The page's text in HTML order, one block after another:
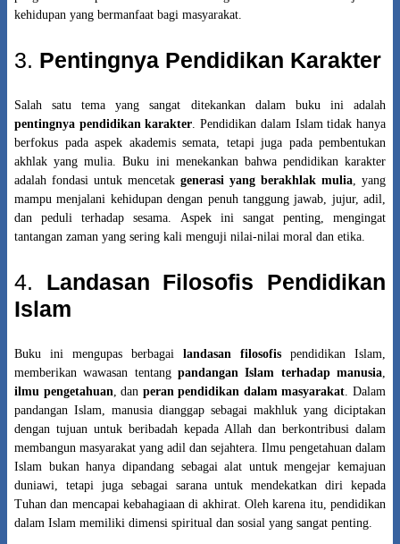
kehidupan yang bermanfaat bagi masyarakat.
3. Pentingnya Pendidikan Karakter
Salah satu tema yang sangat ditekankan dalam buku ini adalah
pentingnya pendidikan karakter . Pendidikan dalam Islam tidak hanya
berfokus pada aspek akademis semata, tetapi juga pada pembentukan
akhlak yang mulia. Buku ini menekankan bahwa pendidikan karakter
adalah fondasi untuk mencetak generasi yang berakhlak mulia , yang
mampu menjalani kehidupan dengan penuh tanggung jawab, jujur, adil,
dan peduli terhadap sesama. Aspek ini sangat penting, mengingat
tantangan zaman yang sering kali menguji nilai-nilai moral dan etika.
4. Landasan Filosofis Pendidikan
Islam
Buku ini mengupas berbagai landasan filosofis pendidikan Islam,
memberikan wawasan tentang pandangan Islam terhadap manusia,
ilmu pengetahuan, dan peran pendidikan dalam masyarakat. Dalam
pandangan Islam, manusia dianggap sebagai makhluk yang diciptakan
dengan tujuan untuk beribadah kepada Allah dan berkontribusi dalam
membangun masyarakat yang adil dan sejahtera. Ilmu pengetahuan dalam
Islam bukan hanya dipandang sebagai alat untuk mengejar kemajuan
duniawi, tetapi juga sebagai sarana untuk mendekatkan diri kepada
Tuhan dan mencapai kebahagiaan di akhirat. Oleh karena itu, pendidikan
dalam Islam memiliki dimensi spiritual dan sosial yang sangat penting.